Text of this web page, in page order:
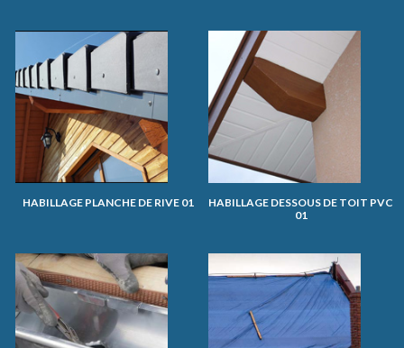
HABILLAGE PLANCHE DE RIVE 01
HABILLAGE DESSOUS DE TOIT PVC
01